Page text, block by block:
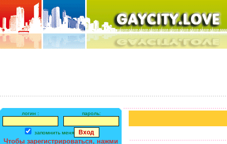
логин : пароль:
запомнить меня
Чтобы зарегистрироваться, нажми